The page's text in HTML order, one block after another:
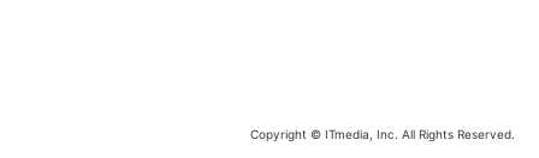
回の例では、すでにMY_PROD表に登録されている商品であれ
Copyright © ITmedia, Inc. All Rights Reserved.